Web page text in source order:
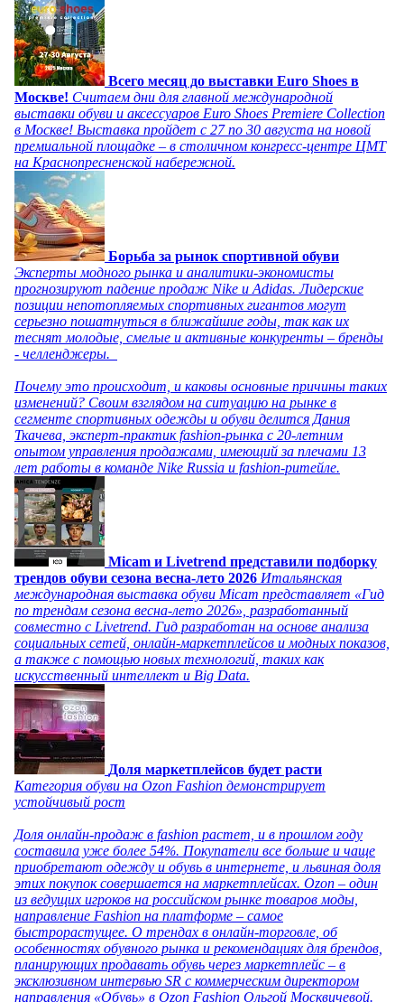
Всего месяц до выставки Euro Shoes в
Москве! Считаем дни для главной международной
выставки обуви и аксессуаров Euro Shoes Premiere Collection
в Москве! Выставка пройдет с 27 по 30 августа на новой
премиальной площадке – в столичном конгресс-центре ЦМТ
на Краснопресненской набережной.
Борьба за рынок спортивной обуви
Эксперты модного рынка и аналитики-экономисты
прогнозируют падение продаж Nike и Adidas. Лидерские
позиции непотопляемых спортивных гигантов могут
серьезно пошатнуться в ближайшие годы, так как их
теснят молодые, смелые и активные конкуренты – бренды
- челленджеры.
Почему это происходит, и каковы основные причины таких
изменений? Своим взглядом на ситуацию на рынке в
сегменте спортивных одежды и обуви делится Дания
Ткачева, эксперт-практик fashion-рынка с 20-летним
опытом управления продажами, имеющий за плечами 13
лет работы в команде Nike Russia и fashion-ритейле.
Micam и Livetrend представили подборку
трендов обуви сезона весна-лето 2026 Итальянская
международная выставка обуви Micam представляет «Гид
по трендам сезона весна-лето 2026», разработанный
совместно с Livetrend. Гид разработан на основе анализа
социальных сетей, онлайн-маркетплейсов и модных показов,
а также с помощью новых технологий, таких как
искусственный интеллект и Big Data.
Доля маркетплейсов будет расти
Категория обуви на Ozon Fashion демонстрирует
устойчивый рост
Доля онлайн-продаж в fashion растет, и в прошлом году
составила уже более 54%. Покупатели все больше и чаще
приобретают одежду и обувь в интернете, и львиная доля
этих покупок совершается на маркетплейсах. Ozon – один
из ведущих игроков на российском рынке товаров моды,
направление Fashion на платформе – самое
быстрорастущее. О трендах в онлайн-торговле, об
особенностях обувного рынка и рекомендациях для брендов,
планирующих продавать обувь через маркетплейс – в
эксклюзивном интервью SR с коммерческим директором
направления «Обувь» в Ozon Fashion Ольгой Москвичевой.